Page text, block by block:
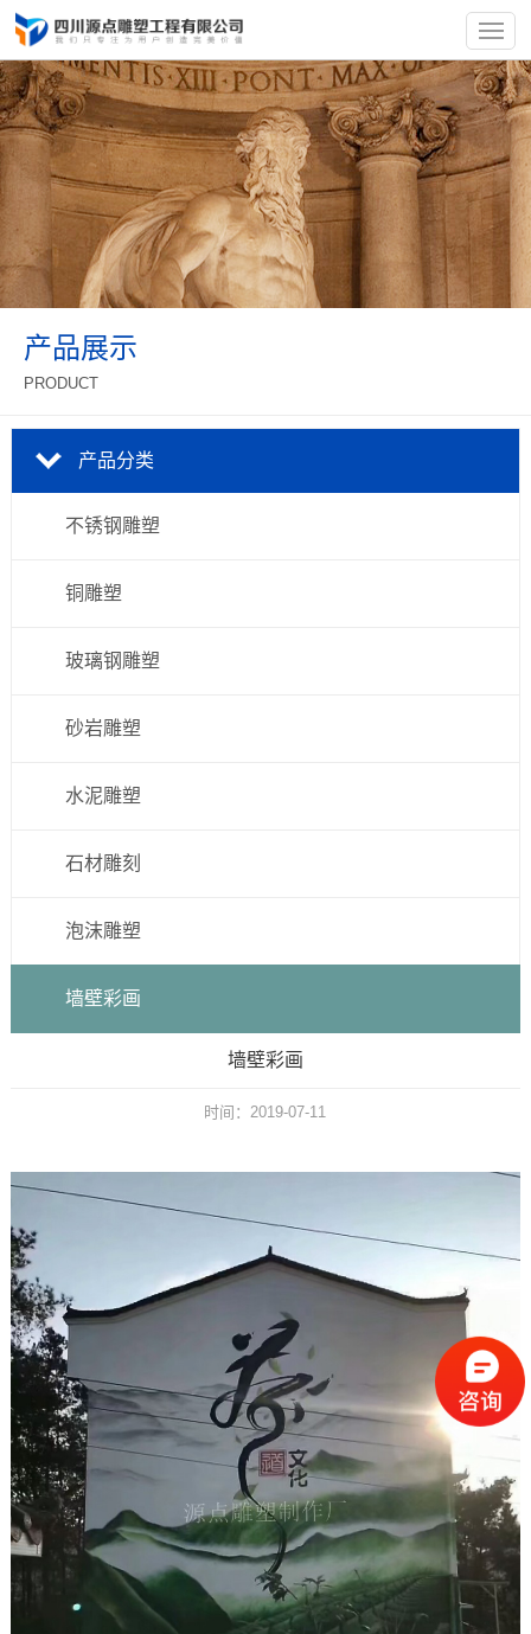
产品展示
PRODUCT
产品分类
不锈钢雕塑
铜雕塑
玻璃钢雕塑
砂岩雕塑
水泥雕塑
石材雕刻
泡沫雕塑
墙壁彩画
墙壁彩画
时间：2019-07-11